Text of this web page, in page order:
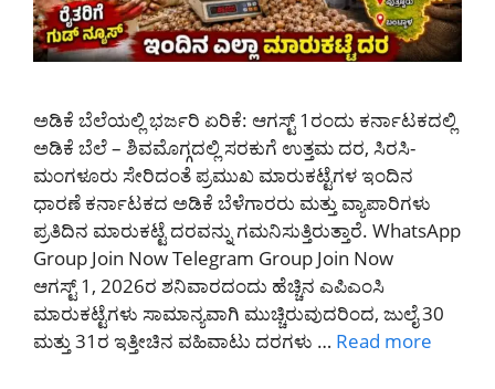
ಅಡಿಕೆ ಬೆಲೆಯಲ್ಲಿ ಭರ್ಜರಿ ಏರಿಕೆ: ಆಗಸ್ಟ್ 1ರಂದು ಕರ್ನಾಟಕದಲ್ಲಿ
ಅಡಿಕೆ ಬೆಲೆ – ಶಿವಮೊಗ್ಗದಲ್ಲಿ ಸರಕುಗೆ ಉತ್ತಮ ದರ, ಸಿರಸಿ-
ಮಂಗಳೂರು ಸೇರಿದಂತೆ ಪ್ರಮುಖ ಮಾರುಕಟ್ಟೆಗಳ ಇಂದಿನ
ಧಾರಣೆ ಕರ್ನಾಟಕದ ಅಡಿಕೆ ಬೆಳೆಗಾರರು ಮತ್ತು ವ್ಯಾಪಾರಿಗಳು
ಪ್ರತಿದಿನ ಮಾರುಕಟ್ಟೆ ದರವನ್ನು ಗಮನಿಸುತ್ತಿರುತ್ತಾರೆ. WhatsApp
Group Join Now Telegram Group Join Now
ಆಗಸ್ಟ್ 1, 2026ರ ಶನಿವಾರದಂದು ಹೆಚ್ಚಿನ ಎಪಿಎಂಸಿ
ಮಾರುಕಟ್ಟೆಗಳು ಸಾಮಾನ್ಯವಾಗಿ ಮುಚ್ಚಿರುವುದರಿಂದ, ಜುಲೈ 30
ಮತ್ತು 31ರ ಇತ್ತೀಚಿನ ವಹಿವಾಟು ದರಗಳು … Read more